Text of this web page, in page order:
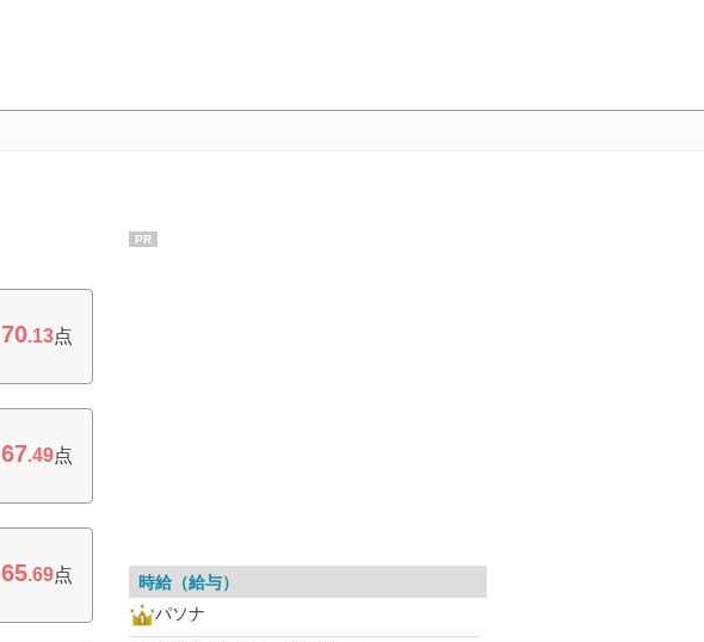
70.13点
67.49点
65.69点
PR
時給（給与）
パソナ